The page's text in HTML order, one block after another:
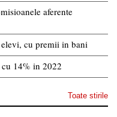
aferente
cu premii in bani
cu 14% in 2022
Toate stirile